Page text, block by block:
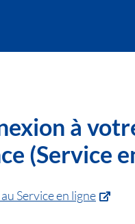
à
(Service
Service en ligne